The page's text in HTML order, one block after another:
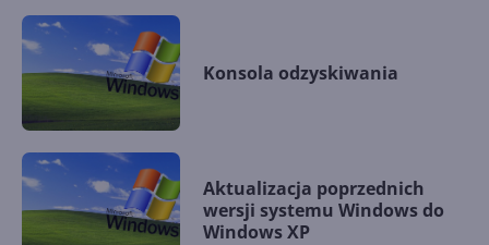
Konsola odzyskiwania
Aktualizacja poprzednich
wersji systemu Windows do
Windows XP